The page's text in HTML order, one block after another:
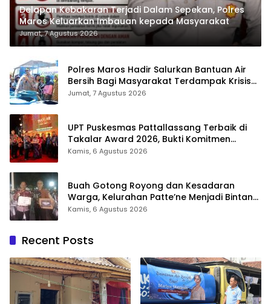
Delapan Kebakaran Terjadi Dalam Sepekan, Polres
Maros Keluarkan Imbauan kepada Masyarakat
Jumat, 7 Agustus 2026
Polres Maros Hadir Salurkan Bantuan Air
Bersih Bagi Masyarakat Terdampak Krisis
Air Bersih Di Maros
Jumat, 7 Agustus 2026
UPT Puskesmas Pattallassang Terbaik di
Takalar Award 2026, Bukti Komitmen
Hadirkan Pelayanan Kesehatan Berkualitas
Kamis, 6 Agustus 2026
Buah Gotong Royong dan Kesadaran
Warga, Kelurahan Patte’ne Menjadi Bintang
Takalar Award 2026
Kamis, 6 Agustus 2026
Recent Posts